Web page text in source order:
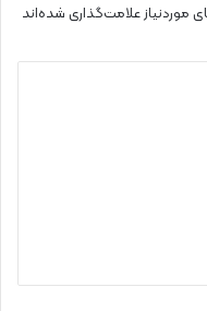
علامت‌گذاری شده‌اند